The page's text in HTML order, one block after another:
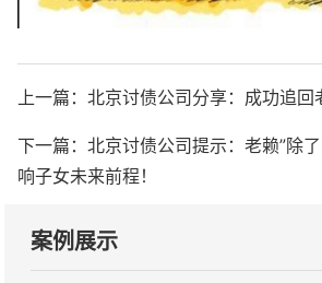
上一篇： 北京讨债公司分享：成功追回
下一篇： 北京讨债公司提示：老赖”除
响子女未来前程！
案例展示